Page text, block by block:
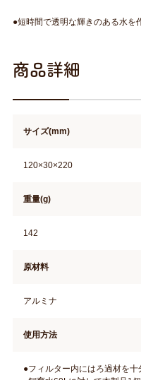
●短時間で透明な輝きのある水を
商品詳細
サイズ(mm)
120×30×220
重量(g)
142
原材料
アルミナ
使用方法
●フィルター内にはろ過材を十